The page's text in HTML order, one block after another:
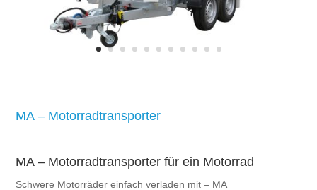
MA – Motorradtransporter
MA – Motorradtransporter für ein Motorrad
Schwere Motorräder einfach verladen mit – MA